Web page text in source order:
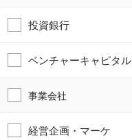
投資銀行
ベンチャーキャピタル
事業会社
経営企画・マーケ